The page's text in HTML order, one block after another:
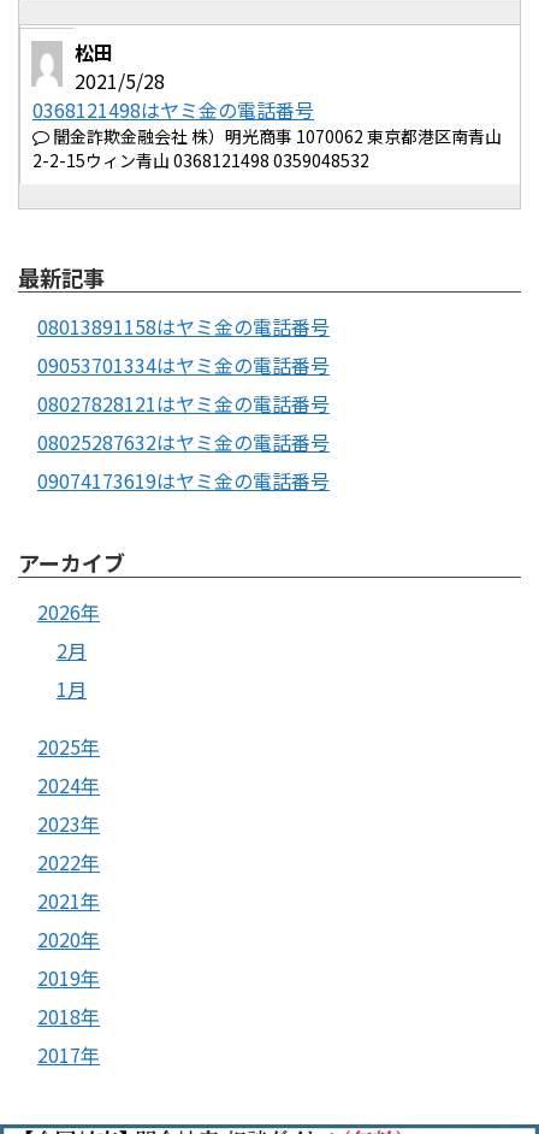
松田
2021/5/28
0368121498はヤミ金の電話番号
闇金詐欺金融会社 株）明光商事 1070062 東京都港区南青山
2-2-15ウィン青山 0368121498 0359048532
最新記事
08013891158はヤミ金の電話番号
09053701334はヤミ金の電話番号
08027828121はヤミ金の電話番号
08025287632はヤミ金の電話番号
09074173619はヤミ金の電話番号
アーカイブ
2026年
2月
1月
2025年
2024年
2023年
2022年
2021年
2020年
2019年
2018年
2017年